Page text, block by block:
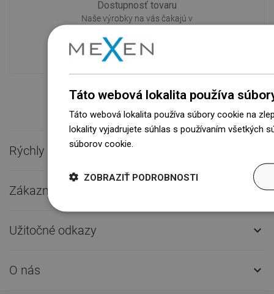
Dostupnosť tovaru
Naše výrobky na vás čakajú v
prepravu!
Rýchly kontakt
Zákaznícky servis 
Užitočné odkazy 
O nás 
Táto webová lokalita používa
Táto webová lokalita používa súbory cookie na
lokality vyjadrujete súhlas s používaním všetkých
súborov cookie.
ZOBRAZIŤ PODROBNOSTI